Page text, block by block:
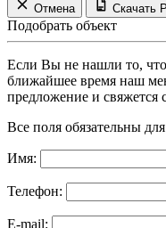
Отмена Скачать
Подобрать объект
Если Вы не нашли то, что
ближайшее время наш
предложение и свяжется
Все поля обязательны
Имя:
Телефон:
E-mail: